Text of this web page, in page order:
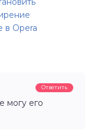
в Opera
Ответить
могу его